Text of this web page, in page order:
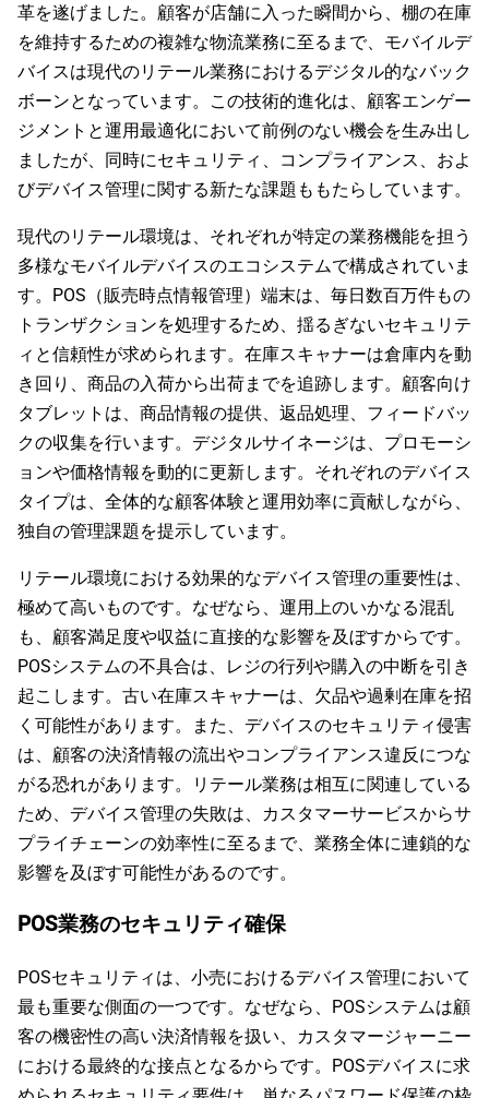
革を遂げました。顧客が店舗に入った瞬間から、棚の在庫
を維持するための複雑な物流業務に至るまで、モバイルデ
バイスは現代のリテール業務におけるデジタル的なバック
ボーンとなっています。この技術的進化は、顧客エンゲー
ジメントと運用最適化において前例のない機会を生み出し
ましたが、同時にセキュリティ、コンプライアンス、およ
びデバイス管理に関する新たな課題ももたらしています。
現代のリテール環境は、それぞれが特定の業務機能を担う
多様なモバイルデバイスのエコシステムで構成されていま
す。POS（販売時点情報管理）端末は、毎日数百万件もの
トランザクションを処理するため、揺るぎないセキュリテ
ィと信頼性が求められます。在庫スキャナーは倉庫内を動
き回り、商品の入荷から出荷までを追跡します。顧客向け
タブレットは、商品情報の提供、返品処理、フィードバッ
クの収集を行います。デジタルサイネージは、プロモーシ
ョンや価格情報を動的に更新します。それぞれのデバイス
タイプは、全体的な顧客体験と運用効率に貢献しながら、
独自の管理課題を提示しています。
リテール環境における効果的なデバイス管理の重要性は、
極めて高いものです。なぜなら、運用上のいかなる混乱
も、顧客満足度や収益に直接的な影響を及ぼすからです。
POSシステムの不具合は、レジの行列や購入の中断を引き
起こします。古い在庫スキャナーは、欠品や過剰在庫を招
く可能性があります。また、デバイスのセキュリティ侵害
は、顧客の決済情報の流出やコンプライアンス違反につな
がる恐れがあります。リテール業務は相互に関連している
ため、デバイス管理の失敗は、カスタマーサービスからサ
プライチェーンの効率性に至るまで、業務全体に連鎖的な
影響を及ぼす可能性があるのです。
POS業務のセキュリティ確保
POSセキュリティは、小売におけるデバイス管理において
最も重要な側面の一つです。なぜなら、POSシステムは顧
客の機密性の高い決済情報を扱い、カスタマージャーニー
における最終的な接点となるからです。POSデバイスに求